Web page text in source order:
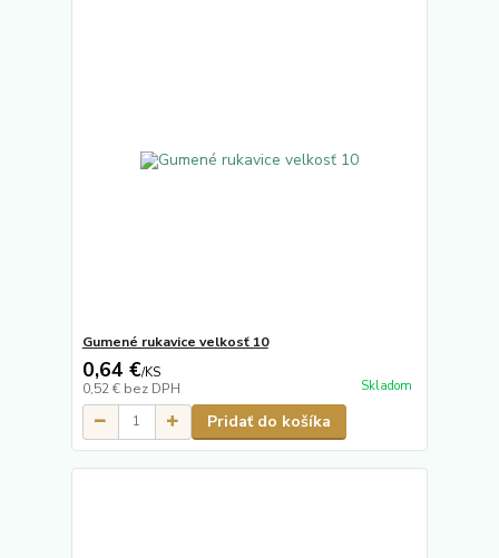
Gumené rukavice velkosť 10
0,64 €/KS
0,52 € bez DPH Skladom
Pridať do košíka